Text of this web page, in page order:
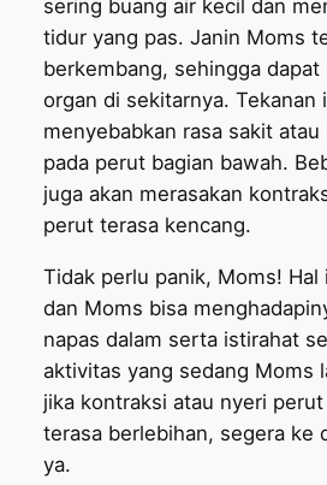
sering buang air kecil dan
tidur yang pas. Janin Moms
berkembang, sehingga
organ di sekitarnya. Tekanan
menyebabkan rasa sakit
pada perut bagian bawah.
juga akan merasakan
perut terasa kencang.
Tidak perlu panik, Moms! Hal
dan Moms bisa
napas dalam serta istirahat
aktivitas yang sedang Moms
jika kontraksi atau nyeri
terasa berlebihan, segera ke
ya.